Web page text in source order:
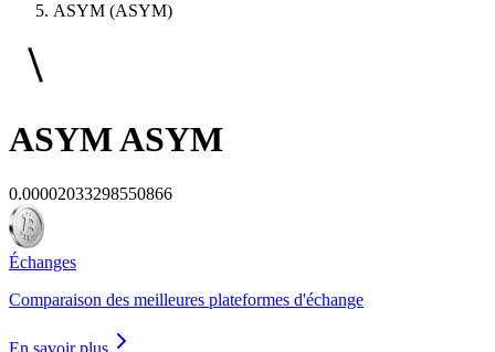
ASYM (ASYM)
ASYMASYM
0.00002033298550866
Échanges
Comparaison des meilleures plateformes d'échange
En savoir plus